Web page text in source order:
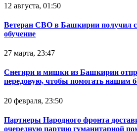
12 августа, 01:50
Ветеран СВО в Башкирии получил
обучение
27 марта, 23:47
Снегири и мишки из Башкирии
передовую, чтобы помогать нашим
20 февраля, 23:50
Партнеры Народного фронта
очередную партию гуманитарной